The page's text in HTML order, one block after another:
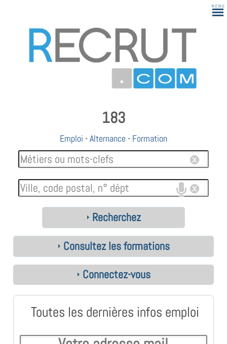
183
Emploi -Alternance - Formation
Recherchez
Consultez les formations
Connectez-vous
Toutes les dernières infos emploi